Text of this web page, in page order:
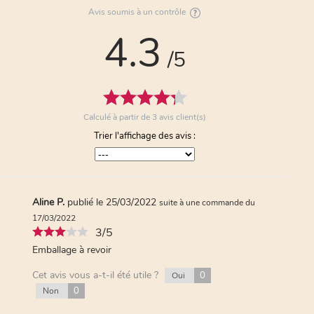
Anonymous A.publié le 03/11/2020
5/5
ma fille apprécie
Non 0
Avis soumis à un contrôle
4.3 /5
Calculé à partir de 3 avis client(s)
Trier l'affichage des avis :
Aline P. publié le 25/03/2022 suite à une commande du
17/03/2022
3/5
Emballage à revoir
Cet avis vous a-t-il été utile ?
Oui 0
Non 0